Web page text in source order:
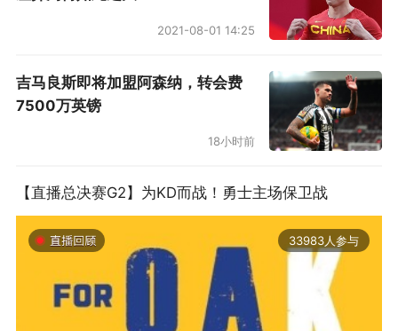
2021-08-01 14:25
吉马良斯即将加盟阿森纳，转会费
7500万英镑
18小时前
【直播总决赛G2】为KD而战！勇士主场保卫战
33983人参与